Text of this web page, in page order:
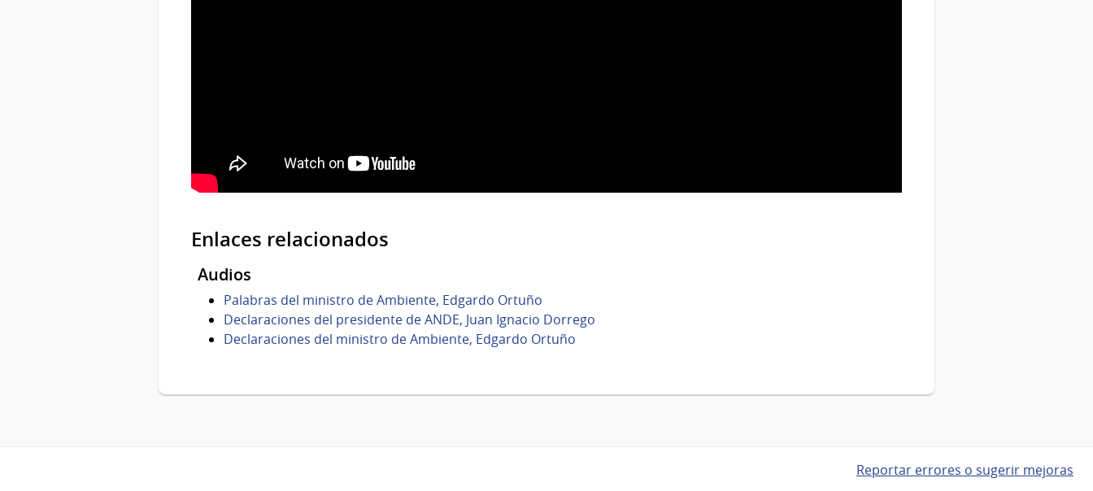
Enlaces relacionados
Audios
Palabras del ministro de Ambiente, Edgardo Ortuño
Declaraciones del presidente de ANDE, Juan Ignacio Dorrego
Declaraciones del ministro de Ambiente, Edgardo Ortuño
Reportar errores o sugerir mejoras